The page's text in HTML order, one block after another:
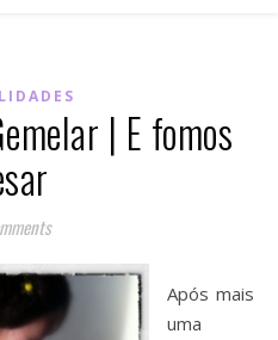
| E fomos
Após mais
uma